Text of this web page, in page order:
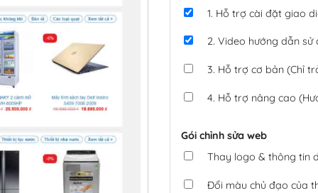
1. Hỗ trợ cài đặt giao
2. Video hướng dẫn
3. Hỗ trợ cơ bản (Chỉ
4. Hỗ trợ nâng cao
Gói chỉnh sửa web
Thay logo & thông tin
Đổi màu chủ đạo của